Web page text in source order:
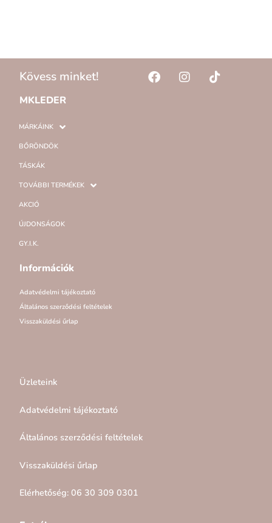
Kövess minket!
MKLEDER
MÁRKÁINK
BŐRÖNDÖK
TÁSKÁK
TOVÁBBI TERMÉKEK
AKCIÓ
ÚJDONSÁGOK
GY.I.K.
Információk
Adatvédelmi tájékoztató
Általános szerződési feltételek
Visszaküldési űrlap
Üzleteink
Adatvédelmi tájékoztató
Általános szerződési feltételek
Visszaküldési űrlap
Elérhetőség: 06 30 309 0301